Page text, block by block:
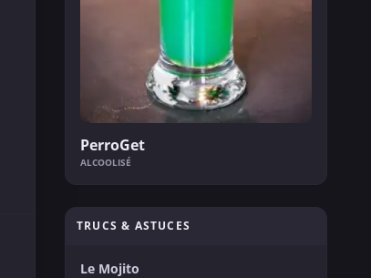
PerroGet
ALCOOLISÉ
TRUCS & ASTUCES
Le Mojito